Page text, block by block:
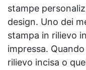
stampe
design. Uno dei
stampa in rilievo
impressa.
rilievo incisa o